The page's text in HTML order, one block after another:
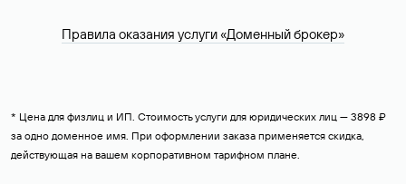
Правила оказания услуги «Доменный брокер»
* Цена для физлиц и ИП. Стоимость услуги для юридических лиц — 3898 ₽
за одно доменное имя. При оформлении заказа применяется скидка,
действующая на вашем корпоративном тарифном плане.